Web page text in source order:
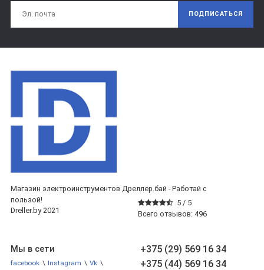
ПОДПИСАТЬСЯ
Магазин электроинструментов Дреллер.бай - Работай с
пользой!
5 / 5
Всего отзывов: 496
Dreller.by 2021
+375 (29) 569 16 34
+375 (44) 569 16 34
Мы в сети
facebook \ Instagram \ Vk \